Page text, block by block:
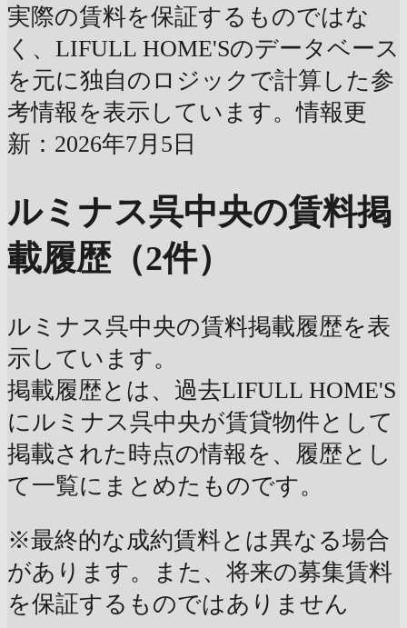
実際の賃料を保証するものではな
く、LIFULL HOME'Sのデータベース
を元に独自のロジックで計算した参
考情報を表示しています。情報更
新：2026年7月5日
ルミナス呉中央の賃料掲
載履歴（2件）
ルミナス呉中央の賃料掲載履歴を表
示しています。
掲載履歴とは、過去LIFULL HOME'S
にルミナス呉中央が賃貸物件として
掲載された時点の情報を、履歴とし
て一覧にまとめたものです。
※最終的な成約賃料とは異なる場合
があります。また、将来の募集賃料
を保証するものではありません